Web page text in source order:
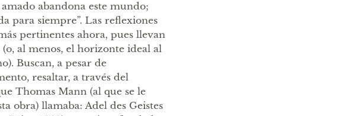
abandona este mundo;
para siempre”. Las reflexiones
pertinentes ahora, pues llevan
al menos, el horizonte ideal al
Buscan, a pesar de
resaltar, a través del
Thomas Mann (al que se le
obra) llamaba: Adel des Geistes